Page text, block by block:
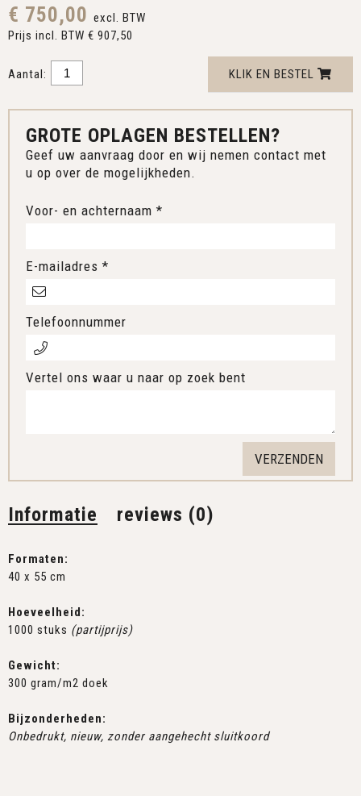
Informatie reviews (0)
Formaten:
40 x 55 cm
Hoeveelheid:
1000 stuks (partijprijs)
Gewicht:
300 gram/m2 doek
Bijzonderheden:
Onbedrukt, nieuw, zonder aangehecht sluitkoord
€ 750,00 excl. BTW
Prijs incl. BTW € 907,50
Aantal: KLIK EN BESTEL
GROTE OPLAGEN BESTELLEN?
Geef uw aanvraag door en wij nemen contact met
u op over de mogelijkheden.
Voor- en achternaam *
E-mailadres *
Telefoonnummer
Vertel ons waar u naar op zoek bent